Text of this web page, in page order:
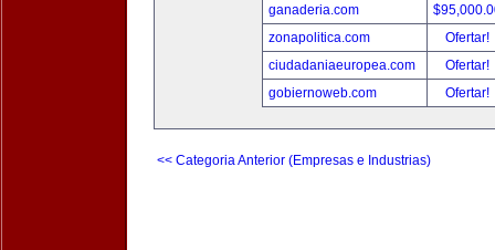
ganaderia.com
zonapolitica.com
Ofertar!
ciudadaniaeuropea.com
Ofertar!
gobiernoweb.com
Ofertar!
<< Categoria Anterior (Empresas e Industrias)